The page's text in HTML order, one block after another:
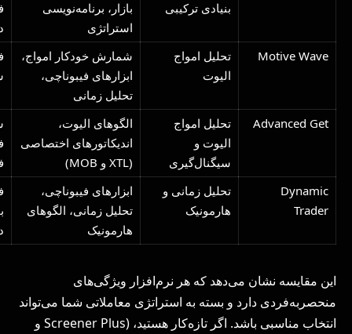
بنیادی ترکیبی
بازار، برنامه‌نویسی
استراتژی
Motive Wave
تحلیل امواج
الیوت
شمارش خودکار امواج،
ابزارهای فیبوناچی،
تحلیل زمانی
Advanced Get
تحلیل امواج
الیوت و
سیگنال‌گیری
الگوهای الیوت،
اندیکاتورهای اختصاصی
(XTL و MOB)
Dynamic
Trader
تحلیل زمانی و
هارمونیک
ابزارهای فیبوناچی،
تحلیل زمانی، الگوهای
هارمونیک
این مقایسه نشان می‌دهد که هر نرم‌افزار ویژگی‌های
منحصر‌به‌فردی دارد و بسته به استراتژی معاملاتی شما می‌تواند
انتخاب مناسبی باشد. اگر تازه‌کار هستید، (Screener Plus و